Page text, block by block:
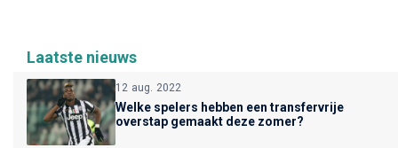
Laatste nieuws
12 aug. 2022
Welke spelers hebben een transfervrije
overstap gemaakt deze zomer?